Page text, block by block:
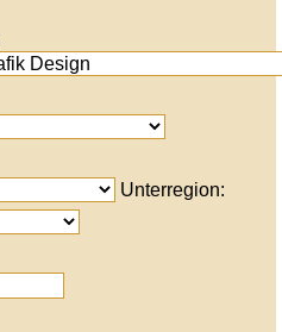
Unterregion: